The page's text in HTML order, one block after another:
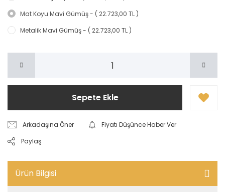
Mat Koyu Mavi Gümüş - ( 22.723,00 TL )
Metalik Mavi Gümüş - ( 22.723,00 TL )
Sepete Ekle
Arkadaşına Öner
Fiyatı Düşünce Haber Ver
Paylaş
Ürün Bilgisi